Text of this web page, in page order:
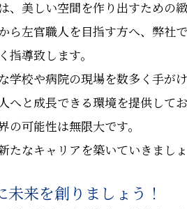
、美しい空間を作り出すための
ら左官職人を目指す方へ、弊社
指導致します。
学校や病院の現場を数多く手が
へと成長できる環境を提供してお
の可能性は無限大です。
たなキャリアを築いていきましょ
未来を創りましょう！